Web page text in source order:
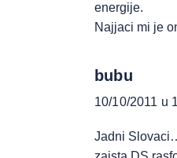
energije.
Najjaci mi je
bubu
10/10/2011 u
Jadni